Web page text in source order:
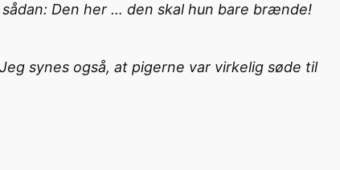
Den her … den skal hun bare brænde!
synes også, at pigerne var virkelig søde til